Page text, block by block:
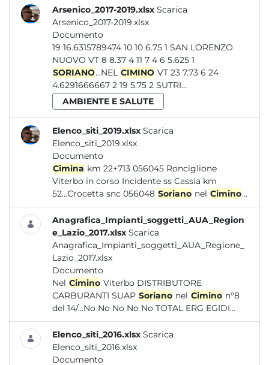
Arsenico_2017-2019.xlsx Scarica
Arsenico_2017-2019.xlsx
Documento
19 16.6315789474 10 10 6.75 1 SAN LORENZO
NUOVO VT 8 8.37 4 11 7 4 6 5.625 1
SORIANO...NEL CIMINO VT 23 7.73 6 24
4.6291666667 2 19 5.75 2 SUTRI...
AMBIENTE E SALUTE
Elenco_siti_2019.xlsx Scarica
Elenco_siti_2019.xlsx
Documento
Cimina km 22+713 056045 Ronciglione
Viterbo in corso Incidente ss Cassia km
52...Crocetta snc 056048 Soriano nel Cimino...
Anagrafica_Impianti_soggetti_AUA_Region
e_Lazio_2017.xlsx Scarica
Anagrafica_Impianti_soggetti_AUA_Regione_
Lazio_2017.xlsx
Documento
Nel Cimino Viterbo DISTRIBUTORE
CARBURANTI SUAP Soriano nel Cimino n°8
del 14/...No No No No No TOTAL ERG EGIDI...
Elenco_siti_2016.xlsx Scarica
Elenco_siti_2016.xlsx
Documento